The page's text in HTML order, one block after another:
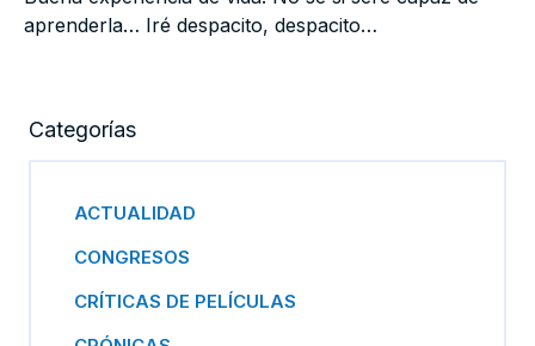
Categorías
ACTUALIDAD
CONGRESOS
CRÍTICAS DE PELÍCULAS
aprenderla… Iré despacito, despacito…